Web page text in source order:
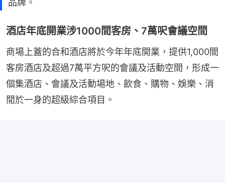
酒店年底開業涉1000間客房、7萬呎會議空間
商場上蓋的合和酒店將於今年年底開業，提供1,000間
客房酒店及超過7萬平方呎的會議及活動空間，形成一
個集酒店、會議及活動場地、飲食、購物、娛樂、消
閒於一身的超級綜合項目。